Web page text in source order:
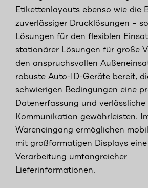
Etikettenlayouts ebenso wie die
zuverlässiger Drucklösungen –
Lösungen für den flexiblen
stationärer Lösungen für große
den anspruchsvollen
robuste Auto-ID-Geräte bereit,
schwierigen Bedingungen eine
Datenerfassung und verlässliche
Kommunikation gewährleisten.
Wareneingang ermöglichen
mit großformatigen Displays
Verarbeitung umfangreicher
Lieferinformationen.